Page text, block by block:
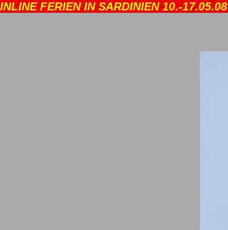
INLINE FERIEN IN SARDINIEN 10.-17.05.08